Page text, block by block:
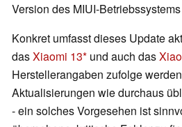
Version des MIUI-
Konkret umfasst dieses Update
dasXiaomi 13 und auch das
Herstellerangaben zufolge
Aktualisierungen wie durchaus
- ein solches Vorgesehen ist